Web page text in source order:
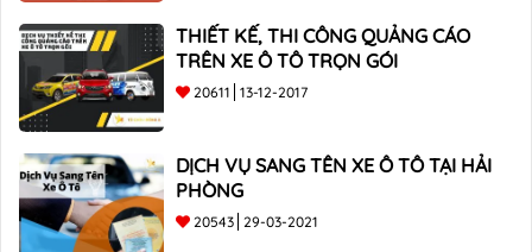
THIẾT KẾ, THI CÔNG QUẢNG CÁO
TRÊN XE Ô TÔ TRỌN GÓI
20611 13-12-2017
DỊCH VỤ SANG TÊN XE Ô TÔ TẠI HẢI
PHÒNG
20543 29-03-2021